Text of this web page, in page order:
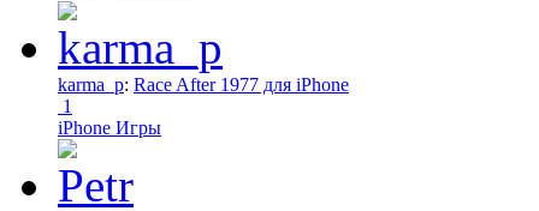
karma_p: Race After 1977 для iPhone
1
iPhone Игры